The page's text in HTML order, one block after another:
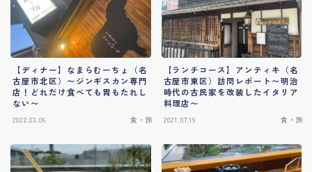
【ディナー】なまらむーちょ（名
古屋市北区）〜ジンギスカン専門
店！どれだけ食べても胃もたれし
ない〜
2022.03.06 食・旅
【ランチコース】アンティキ（名
古屋市東区）訪問レポート〜明治
時代の古民家を改装したイタリア
料理店〜
2021.07.19 食・旅